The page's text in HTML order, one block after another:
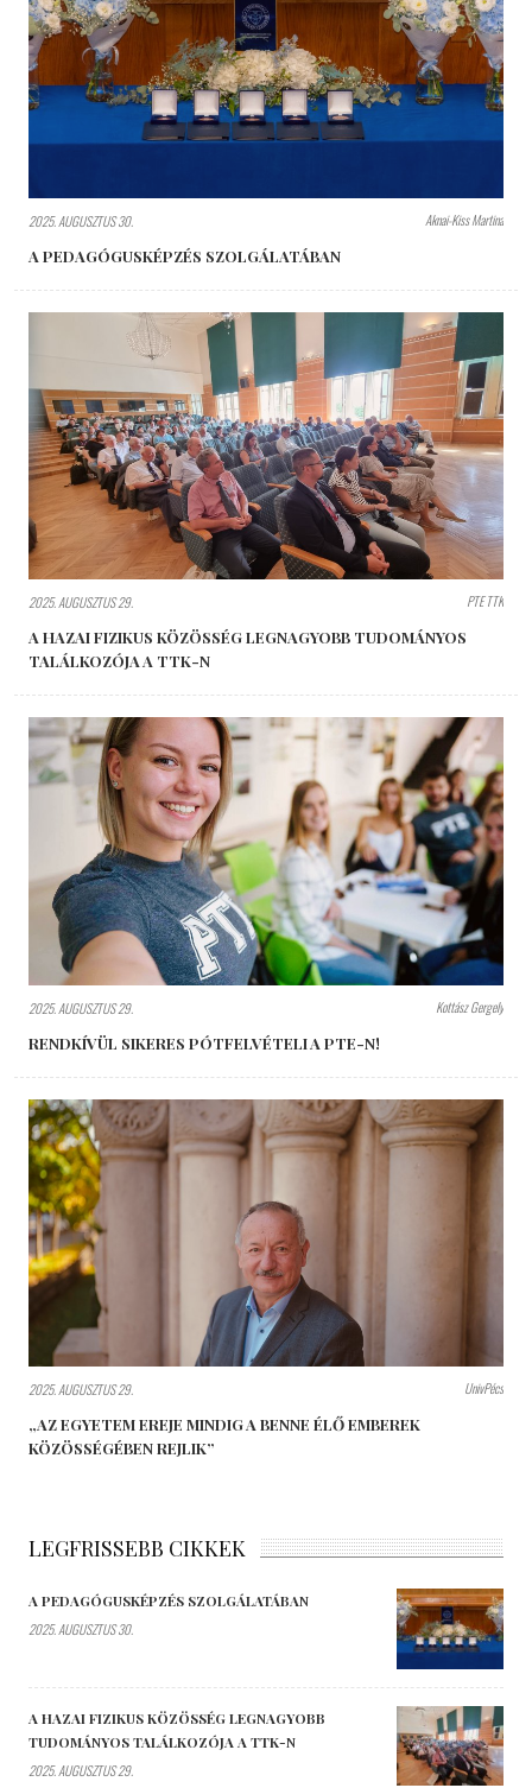
2025. AUGUSZTUS 30. Aknai-Kiss Martina
A PEDAGÓGUSKÉPZÉS SZOLGÁLATÁBAN
2025. AUGUSZTUS 29. PTE TTK
A HAZAI FIZIKUS KÖZÖSSÉG LEGNAGYOBB TUDOMÁNYOS
TALÁLKOZÓJA A TTK-N
2025. AUGUSZTUS 29. Kottász Gergely
RENDKÍVÜL SIKERES PÓTFELVÉTELI A PTE-N!
2025. AUGUSZTUS 29. UnivPécs
„AZ EGYETEM EREJE MINDIG A BENNE ÉLŐ EMBEREK
KÖZÖSSÉGÉBEN REJLIK”
LEGFRISSEBB CIKKEK
A PEDAGÓGUSKÉPZÉS SZOLGÁLATÁBAN
2025. AUGUSZTUS 30.
A HAZAI FIZIKUS KÖZÖSSÉG LEGNAGYOBB
TUDOMÁNYOS TALÁLKOZÓJA A TTK-N
2025. AUGUSZTUS 29.